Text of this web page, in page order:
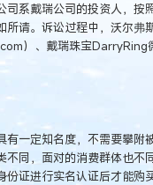
系戴瑞公司的投资人，按
请。诉讼过程中，沃尔弗
）、戴瑞珠宝DarryRing
一定知名度，不需要攀附
同，面对的消费群体也不
证进行实名认证后才能购